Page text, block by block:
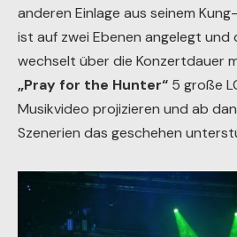
anderen Einlage aus seinem
ist auf zwei Ebenen angelegt und
wechselt über die Konzertdauer
„Pray for the Hunter“ 5 große
Musikvideo projizieren und ab
Szenerien das geschehen